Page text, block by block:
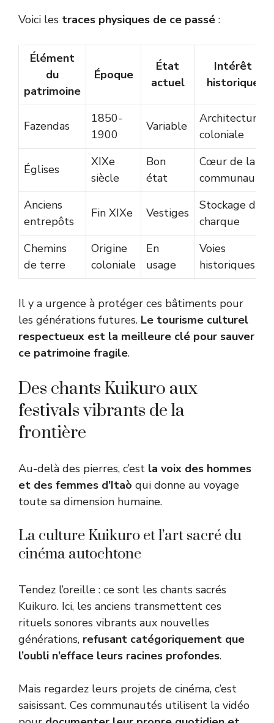
Voici les traces physiques de ce passé :
Élément
du
patrimoine
Époque
État
actuel
Intérêt
historique
Fazendas
1850-
1900
Variable
Architecture
coloniale
Églises
XIXe
siècle
Bon
état
Cœur de la
communauté
Anciens
entrepôts
Fin XIXe Vestiges
Stockage du
charque
Chemins
de terre
Origine
coloniale
En
usage
Voies
historiques
Il y a urgence à protéger ces bâtiments pour
les générations futures. Le tourisme culturel
respectueux est la meilleure clé pour sauver
ce patrimoine fragile.
Des chants Kuikuro aux
festivals vibrants de la
frontière
Au-delà des pierres, c’est la voix des hommes
et des femmes d’Itaò qui donne au voyage
toute sa dimension humaine.
La culture Kuikuro et l’art sacré du
cinéma autochtone
Tendez l’oreille : ce sont les chants sacrés
Kuikuro. Ici, les anciens transmettent ces
rituels sonores vibrants aux nouvelles
générations, refusant catégoriquement que
l’oubli n’efface leurs racines profondes.
Mais regardez leurs projets de cinéma, c’est
saisissant. Ces communautés utilisent la vidéo